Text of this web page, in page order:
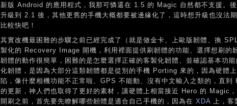
新版 Android 的應用程式，我那可憐還在 1.5 的 Magic 自然都不支援。
升級到 2.1 後，其他更舊的手機大概都要被邊緣化了，這時想升級也沒法
比較快吧！
其實改機最困難的步驟之前已經完成了（就是做金卡、上歐版韌體、換
製化的 Recovery Image 開機，利用裡面提供刷韌體的功能、選擇想刷的
韌體的動作很簡單，困難的是怎麼選擇正確的客製化韌體、並確認基本功
化韌體，是因為大部分這類韌體都是從別的手機 Porting 來的，因為硬體
陷，像什麼相機功能不正常啦、GPS 不能動、沒有中文輸入之類的，直
的更新，神人們也取得了更好的素材，讓硬體上相當接近 Hero 的 Magic
開刷之前，首先要先瞭解哪些韌體是適合自己手機的，因為在 XDA 上，客